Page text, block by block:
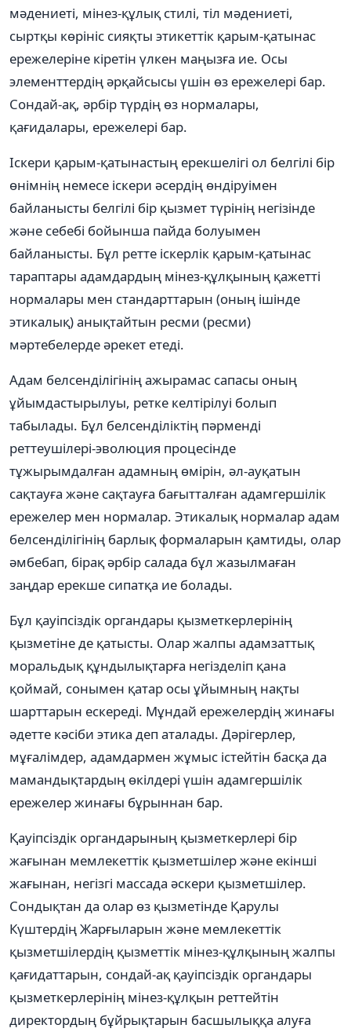
мәдениеті, мінез-құлық стилі, тіл мәдениеті,
сыртқы көрініс сияқты этикеттік қарым-қатынас
ережелеріне кіретін үлкен маңызға ие. Осы
элементтердің әрқайсысы үшін өз ережелері бар.
Сондай-ақ, әрбір түрдің өз нормалары,
қағидалары, ережелері бар.
Іскери қарым-қатынастың ерекшелігі ол белгілі бір
өнімнің немесе іскери әсердің өндіруімен
байланысты белгілі бір қызмет түрінің негізінде
және себебі бойынша пайда болуымен
байланысты. Бұл ретте іскерлік қарым-қатынас
тараптары адамдардың мінез-құлқының қажетті
нормалары мен стандарттарын (оның ішінде
этикалық) анықтайтын ресми (ресми)
мәртебелерде әрекет етеді.
Адам белсенділігінің ажырамас сапасы оның
ұйымдастырылуы, ретке келтірілуі болып
табылады. Бұл белсенділіктің пәрменді
реттеушілері-эволюция процесінде
тұжырымдалған адамның өмірін, әл-ауқатын
сақтауға және сақтауға бағытталған адамгершілік
ережелер мен нормалар. Этикалық нормалар адам
белсенділігінің барлық формаларын қамтиды, олар
әмбебап, бірақ әрбір салада бұл жазылмаған
заңдар ерекше сипатқа ие болады.
Бұл қауіпсіздік органдары қызметкерлерінің
қызметіне де қатысты. Олар жалпы адамзаттық
моральдық құндылықтарға негізделіп қана
қоймай, сонымен қатар осы ұйымның нақты
шарттарын ескереді. Мұндай ережелердің жинағы
әдетте кәсіби этика деп аталады. Дәрігерлер,
мұғалімдер, адамдармен жұмыс істейтін басқа да
мамандықтардың өкілдері үшін адамгершілік
ережелер жинағы бұрыннан бар.
Қауіпсіздік органдарының қызметкерлері бір
жағынан мемлекеттік қызметшілер және екінші
жағынан, негізгі массада әскери қызметшілер.
Сондықтан да олар өз қызметінде Қарулы
Күштердің Жарғыларын және мемлекеттік
қызметшілердің қызметтік мінез-құлқының жалпы
қағидаттарын, сондай-ақ қауіпсіздік органдары
қызметкерлерінің мінез-құлқын реттейтін
директордың бұйрықтарын басшылыққа алуға